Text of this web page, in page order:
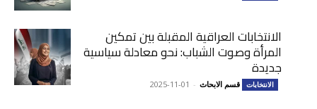
الانتخابات العراقية المقبلة بين تمكين
المرأة وصوت الشباب: نحو معادلة سياسية
جديدة
الانتخابات قسم الابحاث -
2025-11-01